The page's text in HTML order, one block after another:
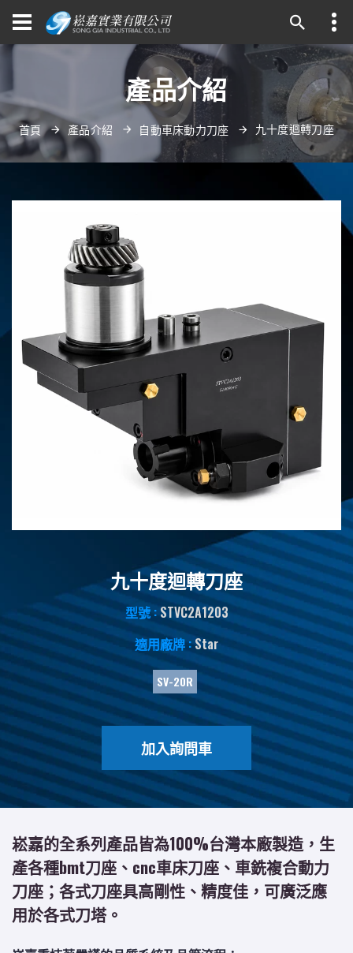
產品介紹
首頁 產品介紹 自動車床動力刀座 九十度迴轉刀座
九十度迴轉刀座
型號 :STVC2A1203
適用廠牌 :Star
SV-20R
加入詢問車
崧嘉的全系列產品皆為100%台灣本廠製造，生
產各種bmt刀座、cnc車床刀座、車銑複合動力
刀座；各式刀座具高剛性、精度佳，可廣泛應
用於各式刀塔。